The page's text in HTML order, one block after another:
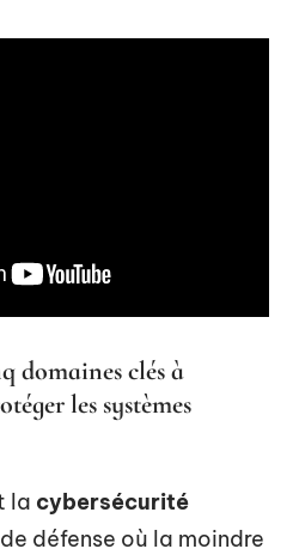
domaines clés à
les systèmes
la cybersécurité
défense où la moindre